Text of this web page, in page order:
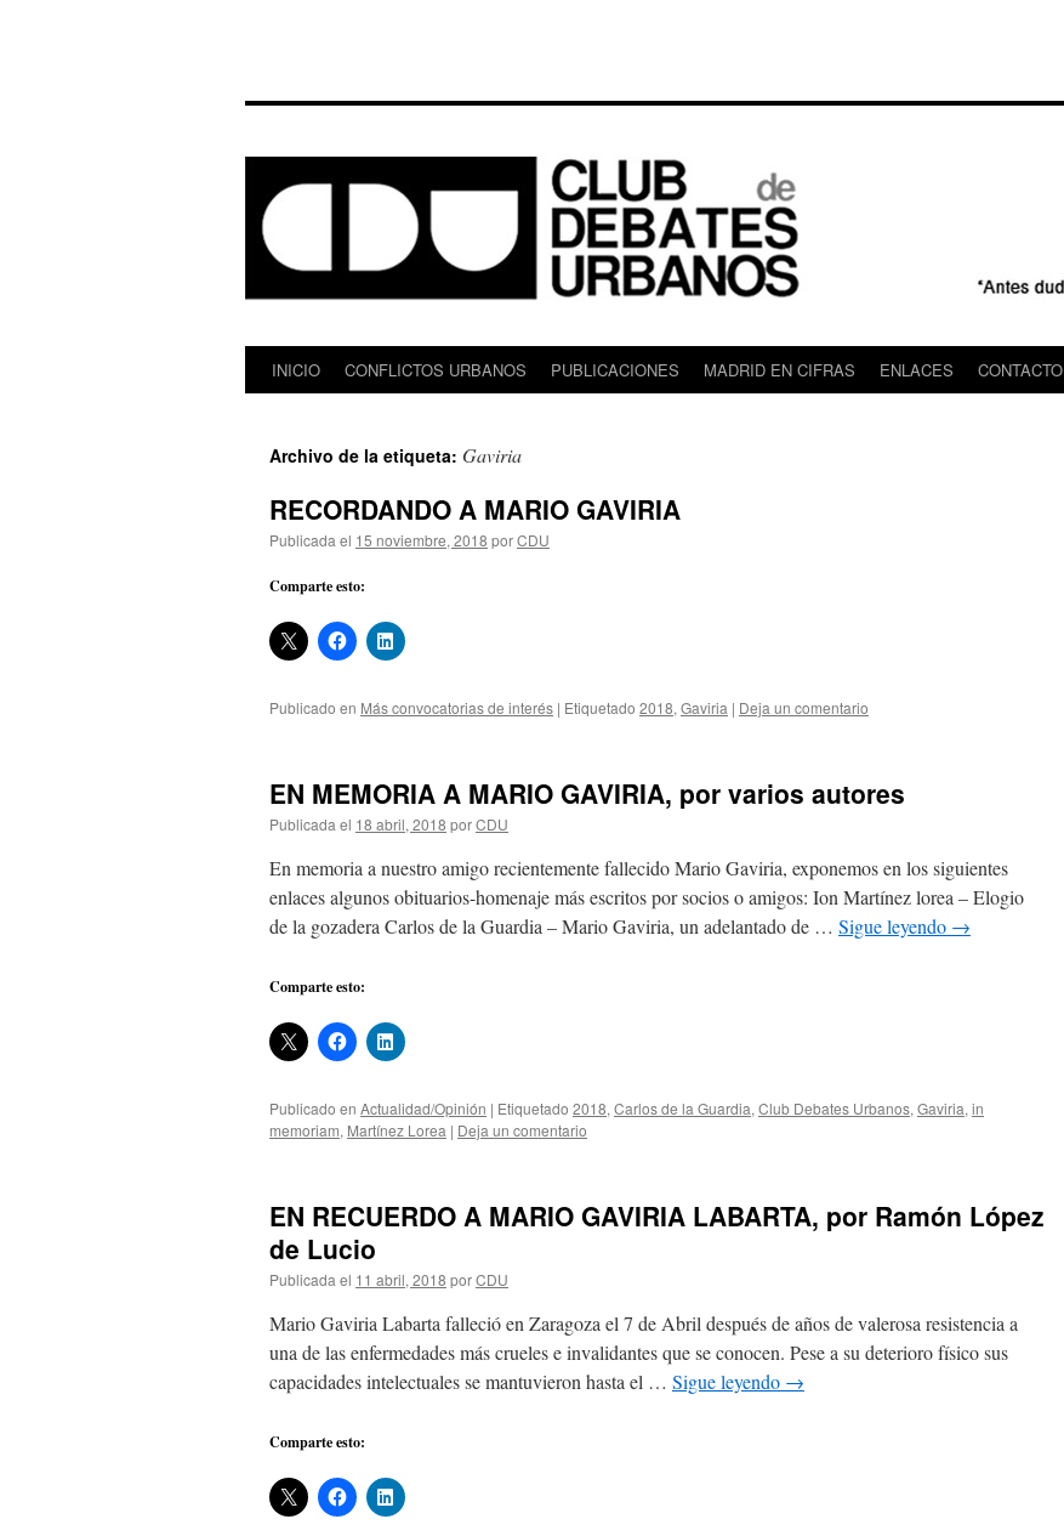
Saltar
contenido
INICIO CONFLICTOS URBANOS PUBLICACIONES MADRID EN CIFRAS ENLACES CONTACTO
Archivo de la etiqueta: Gaviria
RECORDANDO A MARIO GAVIRIA
Publicada el 15 noviembre, 2018 porCDU
Comparte esto:
Publicado en Más convocatorias de interés | Etiquetado 2018, Gaviria | Deja un comentario
EN MEMORIA A MARIO GAVIRIA, por varios autores
Publicada el 18 abril, 2018 porCDU
En memoria a nuestro amigo recientemente fallecido Mario Gaviria, exponemos en los siguientes
enlaces algunos obituarios-homenaje más escritos por socios o amigos: Ion Martínez lorea – Elogio
de la gozadera Carlos de la Guardia – Mario Gaviria, un adelantado de … Sigue leyendo →
Comparte esto:
Publicado en Actualidad/Opinión | Etiquetado 2018, Carlos de la Guardia, Club Debates Urbanos, Gaviria, in
memoriam, Martínez Lorea | Deja un comentario
EN RECUERDO A MARIO GAVIRIA LABARTA, por Ramón López
de Lucio
Publicada el 11 abril, 2018 porCDU
Mario Gaviria Labarta falleció en Zaragoza el 7 de Abril después de años de valerosa resistencia a
una de las enfermedades más crueles e invalidantes que se conocen. Pese a su deterioro físico sus
capacidades intelectuales se mantuvieron hasta el … Sigue leyendo →
Comparte esto: